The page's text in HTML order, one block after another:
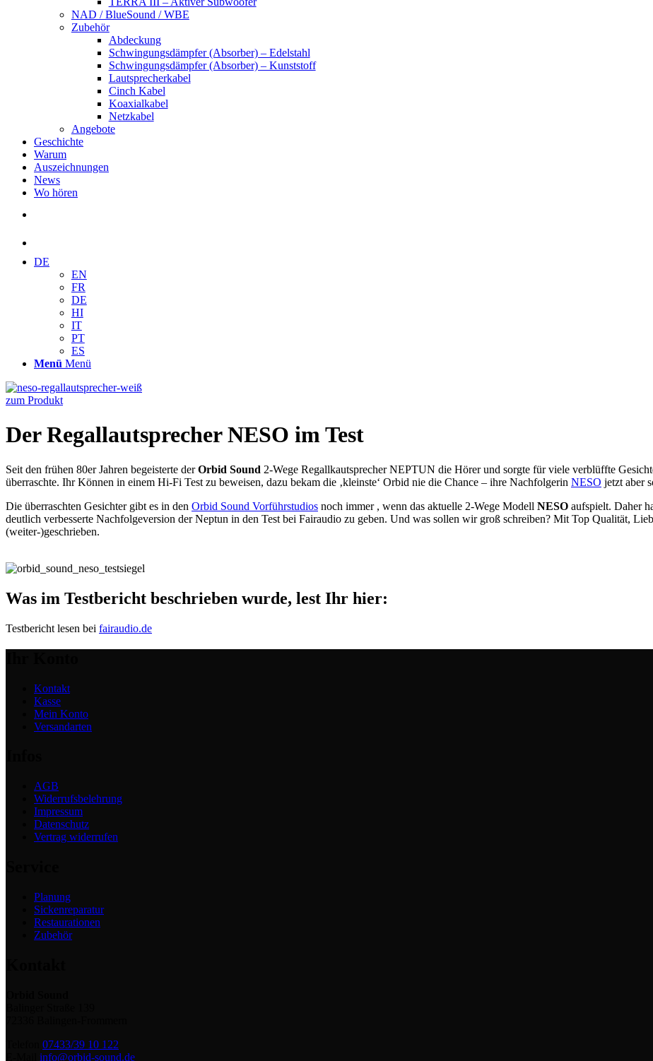
NAD / BlueSound / WBE
Zubehör
Abdeckung
Schwingungsdämpfer (Absorber) – Edelstahl
Schwingungsdämpfer (Absorber) – Kunststoff
Lautsprecherkabel
Cinch Kabel
Koaxialkabel
Netzkabel
Angebote
Geschichte
Warum
Auszeichnungen
News
Wo hören
DE
EN
FR
DE
HI
IT
PT
ES
Menü Menü
zum Produkt
Der Regallautsprecher NESO im Test
Seit den frühen 80er Jahren begeisterte derOrbid Sound 2-Wege Regallkautsprecher NEPTUN die Hörer und sorgte für viele verblüffte
überraschte. Ihr Können in einem Hi-Fi Test zu beweisen, dazu bekam die ‚kleinste‘ Orbid nie die Chance – ihre Nachfolgerin NESO jetzt aber
Die überraschten Gesichter gibt es in den Orbid Sound Vorführstudios noch immer , wenn das aktuelle 2-Wege Modell NESO aufspielt. Daher
deutlich verbesserte Nachfolgeversion der Neptun in den Test bei Fairaudio zu geben. Und was sollen wir groß schreiben? Mit Top Qualität,
(weiter-)geschrieben.
Was im Testbericht beschrieben wurde, lest Ihr hier:
Testbericht lesen bei fairaudio.de
Kontakt
Kasse
Mein Konto
Versandarten
AGB
Widerrufsbelehrung
Impressum
Datenschutz
Vertrag widerrufen
Planung
Sickenreparatur
Restaurationen
Zubehör
07433/39 10 122
info@orbid-sound.de